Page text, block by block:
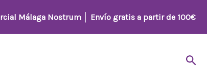
Málaga Nostrum │ Envío gratis a partir de 100€